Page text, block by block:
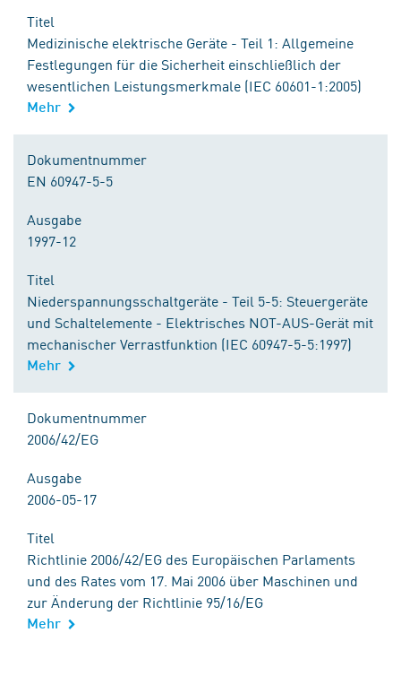
Titel
Medizinische elektrische Geräte - Teil 1: Allgemeine
Festlegungen für die Sicherheit einschließlich der
wesentlichen Leistungsmerkmale (IEC 60601-1:2005)
Mehr
Dokumentnummer
EN 60947-5-5
Ausgabe
1997-12
Titel
Niederspannungsschaltgeräte - Teil 5-5: Steuergeräte
und Schaltelemente - Elektrisches NOT-AUS-Gerät mit
mechanischer Verrastfunktion (IEC 60947-5-5:1997)
Mehr
Dokumentnummer
2006/42/EG
Ausgabe
2006-05-17
Titel
Richtlinie 2006/42/EG des Europäischen Parlaments
und des Rates vom 17. Mai 2006 über Maschinen und
zur Änderung der Richtlinie 95/16/EG
Mehr